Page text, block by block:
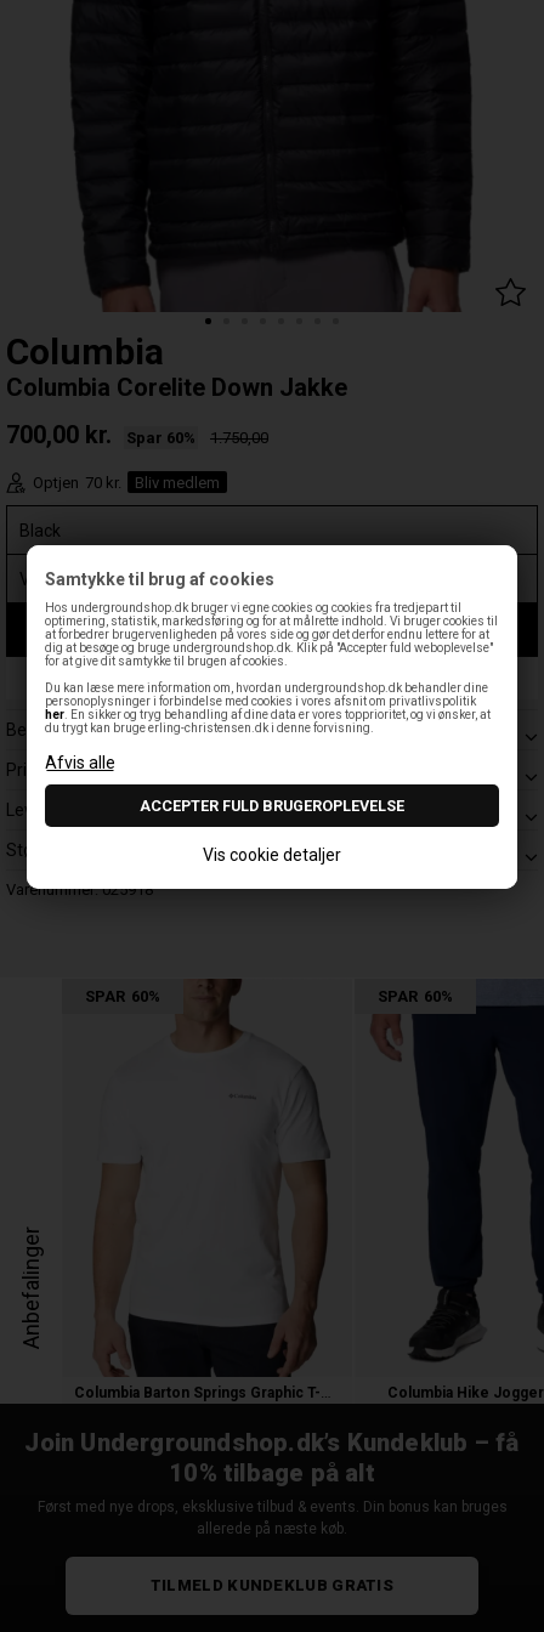
Samtykke til brug af cookies
Hos undergroundshop.dk bruger vi egne cookies og cookies fra tredjepart til
optimering, statistik, markedsføring og for at målrette indhold. Vi bruger cookies til
at forbedrer brugervenligheden på vores side og gør det derfor endnu lettere for at
dig at besøge og bruge undergroundshop.dk. Klik på "Accepter fuld weboplevelse"
for at give dit samtykke til brugen af cookies.
Du kan læse mere information om, hvordan undergroundshop.dk behandler dine
personoplysninger i forbindelse med cookies i vores afsnit om privatlivspolitik
her . En sikker og tryg behandling af dine data er vores topprioritet, og vi ønsker, at
du trygt kan bruge erling-christensen.dk i denne forvisning.
Vis cookie detaljer
Columbia
Columbia Corelite Down Jakke
700,00 kr. Spar 60% 1.750,00
Optjen 70 kr. Bliv medlem
LÆG I KURV
Leveringstid: 1-3 hverdage
Beskrivelse
Prisgaranti
Levering
Størrelsesguide
Varenummer:025918
Anbefalinger
SPAR 60%
Columbia Barton Springs Graphic T-Shir
SPAR 60%
Columbia Hike
Join Undergroundshop.dk’s Kundeklub – få
10% tilbage på alt
Først med nye drops, eksklusive tilbud & events. Din bonus kan bruges
allerede på næste køb.
TILMELD KUNDEKLUB GRATIS